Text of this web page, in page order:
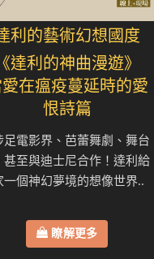
利的藝術幻想國度
《達利的神曲漫遊》
在瘟疫蔓延時的愛
恨詩篇
足電影界、芭蕾舞劇、舞台
甚至與迪士尼合作！達利給
一個神幻夢境的想像世界..
瞭解更多